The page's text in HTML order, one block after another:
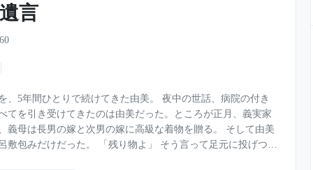
言
りで続けてきた由美。 夜中の世話、病院の付き
てを引き受けてきたのは由美だった。ところが正月、義実家
は長男の嫁と次男の嫁に高級な着物を贈る。 そして由美
り物よ」 そう言って足元に投げつけ